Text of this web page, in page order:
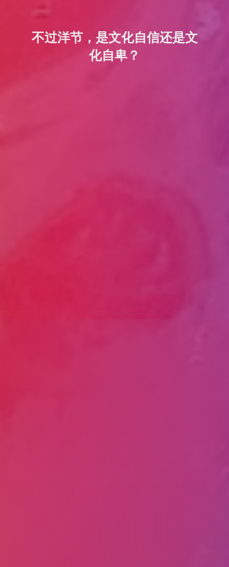
不过洋节，是文化自信还是文
化自卑？